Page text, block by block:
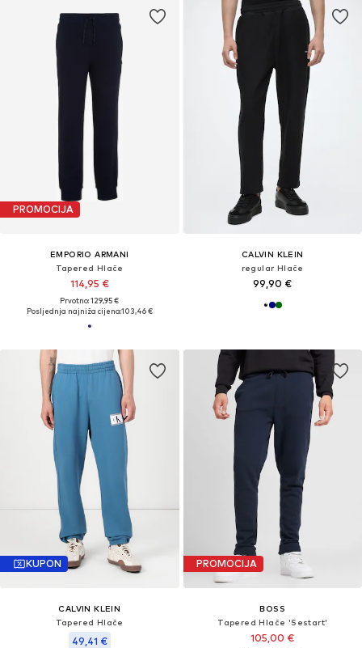
PROMOCIJA
EMPORIO ARMANI
Tapered Hlače
114,95 €
Prvotno: 129,95 €
Posljednja najniža cijena:103,46 €
CALVIN KLEIN
regular Hlače
99,90 €
KUPON
CALVIN KLEIN
Tapered Hlače
49,41 €
PROMOCIJA
BOSS
Tapered Hlače 'Sestart'
105,00 €